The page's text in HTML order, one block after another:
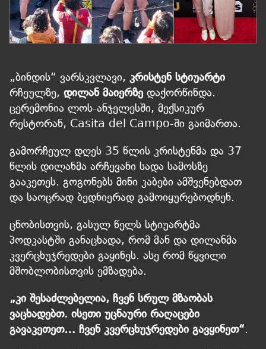
„ბინდის“ ვარსკვლავი, კრისტენ სტიუარტი
რჩეულზე, დილან მაიერზე დაქორწინდა.
ცერემონია ლოს-ანჯელესში, მექსიკურ
რესტორან, Casita del Campo-ში გაიმართა.
გამორჩეულ დღეს 35 წლის კრისტენმა და 37
წლის დილანმა არჩევანი სადა სამოსზე
გააკეთეს. გოგონებს მინი კაბები ამშვენებდათ
და საოცრად ბედნიერად გამოიყურებოდნენ.
ცნობისთვის, გასულ წელს სტიუარტმა
პოდკასტში განაცხადა, რომ მან და დილანმა
კვერცხუჯრედები გაყინეს. ასე რომ წყვილი
მშობლობისთვის ემზადება.
„კი შესაძლებელია, ჩვენ სრულ მზაობას
ვაცხადებთ. ისეთი უცნაური რაღაცები
გავაკეთეთ… ჩვენ კვერცხუჯრედები გავყინეთ“.